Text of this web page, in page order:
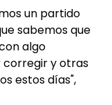
un partido
sabemos que
algo
y otras
estos días",